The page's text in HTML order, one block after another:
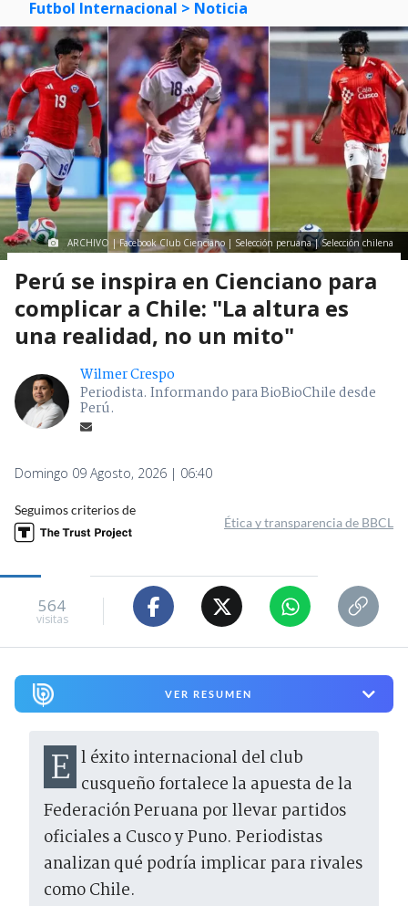
Futbol Internacional > Noticia
ARCHIVO | Facebook Club Cienciano | Selección peruana | Selección chilena
Perú se inspira en Cienciano para
complicar a Chile: "La altura es
una realidad, no un mito"
Wilmer Crespo
Periodista. Informando para BioBioChile desde
Perú.
Domingo 09 Agosto, 2026 | 06:40
Seguimos criterios de
Ética y transparencia de BBCL
564
visitas
VER RESUMEN
El éxito internacional del club cusqueño fortalece la apuesta de la
Federación Peruana por llevar partidos
oficiales a Cusco y Puno. Periodistas
analizan qué podría implicar para rivales
como Chile.